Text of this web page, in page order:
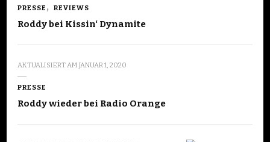
PRESSE REVIEWS
Roddy bei Kissin‘ Dynamite
AKTUALISIERT AM JANUAR 1, 2020
PRESSE
Roddy wieder bei Radio Orange